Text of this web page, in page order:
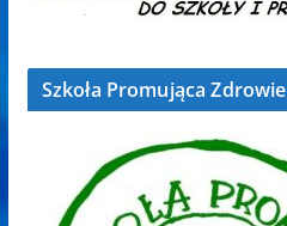
Szkoła Promująca Zdrowie